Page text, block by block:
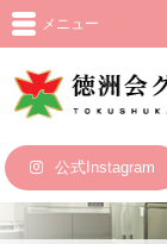
メニュー
公式Instagram